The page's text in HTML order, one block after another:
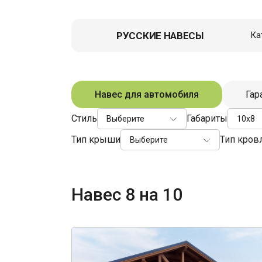
РУССКИЕ НАВЕСЫ
Летние
Зоны
Гаражи
Навес для автомобиля
Стиль Выберите Габариты 10x8
Тип крыши
Выберите Тип
Навес 8 на 10